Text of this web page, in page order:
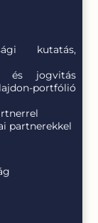
kutatás,
és jogvitás
portfólió
partnerekkel